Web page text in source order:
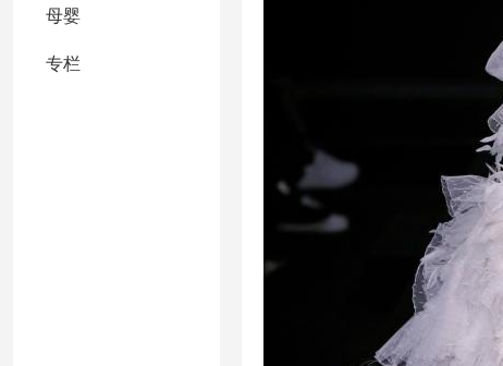
母婴
专栏